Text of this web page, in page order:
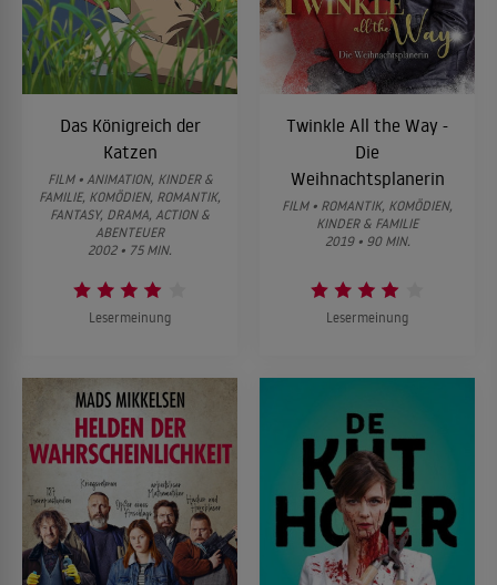
Das Königreich der
Katzen
FILM • ANIMATION, KINDER &
FAMILIE, KOMÖDIEN, ROMANTIK,
FANTASY, DRAMA, ACTION &
ABENTEUER
2002 • 75 MIN.
Lesermeinung
Twinkle All the Way -
Die
Weihnachtsplanerin
FILM • ROMANTIK, KOMÖDIEN,
KINDER & FAMILIE
2019 • 90 MIN.
Lesermeinung